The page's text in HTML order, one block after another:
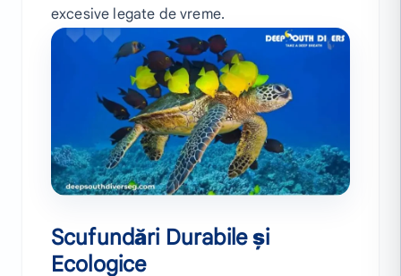
excesive legate de vreme.
Scufundări Durabile și
Ecologice